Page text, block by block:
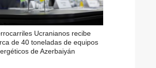
Ucranianos recibe
de 40 toneladas de equipos
de Azerbaiyán